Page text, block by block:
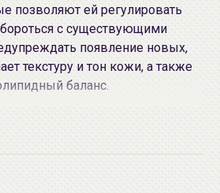
позволяют ей регулировать
с существующими
появление новых,
текстуру и тон кожи, а также
баланс.
способствует